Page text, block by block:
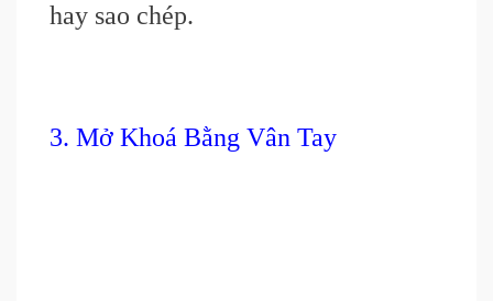
hay sao chép.
3. Mở Khoá Bằng Vân Tay